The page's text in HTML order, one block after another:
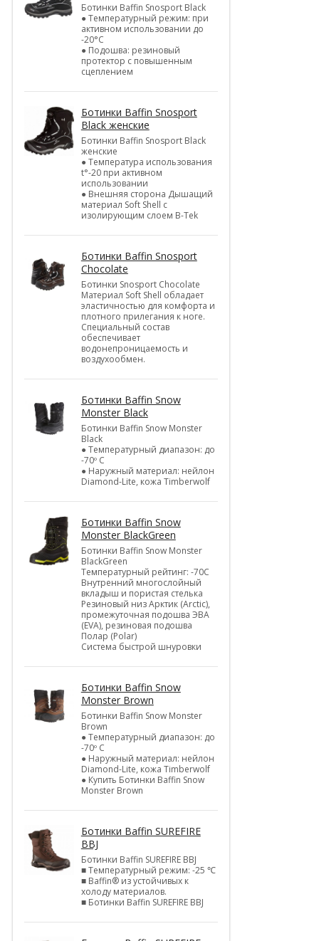
Ботинки Baffin Snosport Black
● Температурный режим: при
активном использовании до
-20°С
● Подошва: резиновый
протектор с повышенным
сцеплением
Ботинки Baffin Snosport
Black женские
Ботинки Baffin Snosport Black
женские
● Температура использования
t°-20 при активном
использовании
● Внешняя сторона Дышащий
материал Soft Shell с
изолирующим слоем B-Tek
Ботинки Baffin Snosport
Chocolate
Ботинки Snosport Chocolate
Материал Soft Shell обладает
эластичностью для комфорта и
плотного прилегания к ноге.
Специальный состав
обеспечивает
водонепроницаемость и
воздухообмен.
Ботинки Baffin Snow
Monster Black
Ботинки Baffin Snow Monster
Black
● Температурный диапазон: до
-70º C
● Наружный материал: нейлон
Diamond-Lite, кожа Timberwolf
Ботинки Baffin Snow
Monster BlackGreen
Ботинки Baffin Snow Monster
BlackGreen
Температурный рейтинг: -70C
Внутренний многослойный
вкладыш и пористая стелька
Резиновый низ Арктик (Arctic),
промежуточная подошва ЭВА
(EVA), резиновая подошва
Полар (Polar)
Система быстрой шнуровки
Ботинки Baffin Snow
Monster Brown
Ботинки Baffin Snow Monster
Brown
● Температурный диапазон: до
-70º C
● Наружный материал: нейлон
Diamond-Lite, кожа Timberwolf
● Купить Ботинки Baffin Snow
Monster Brown
Ботинки Baffin SUREFIRE
BBJ
Ботинки Baffin SUREFIRE BBJ
■ Температурный режим: -25 ℃
■ Baffin® из устойчивых к
холоду материалов.
■ Ботинки Baffin SUREFIRE BBJ